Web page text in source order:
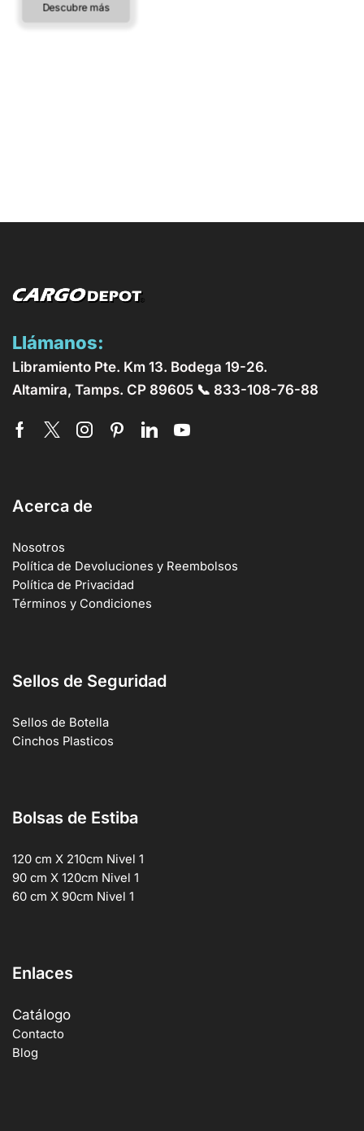
Descubre más
Llámanos:
Libramiento Pte. Km 13. Bodega 19-26.
Altamira, Tamps. CP 89605 📞 833-108-76-88
Acerca de
Nosotros
Política de Devoluciones y Reembolsos
Política de Privacidad
Términos y Condiciones
Sellos de Seguridad
Sellos de Botella
Cinchos Plasticos
Bolsas de Estiba
120 cm X 210cm Nivel 1
90 cm X 120cm Nivel 1
60 cm X 90cm Nivel 1
Enlaces
Catálogo
Contacto
Blog